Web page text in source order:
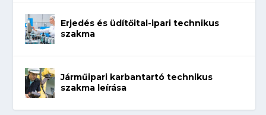
Erjedés és üdítőital-ipari technikus
szakma
Járműipari karbantartó technikus
szakma leírása